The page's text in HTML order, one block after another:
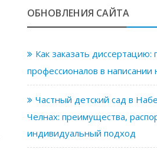
ОБНОВЛЕНИЯ САЙТА
Как заказать
профессионалов в написании
Частный детский сад в
Челнах: преимущества,
индивидуальный подход